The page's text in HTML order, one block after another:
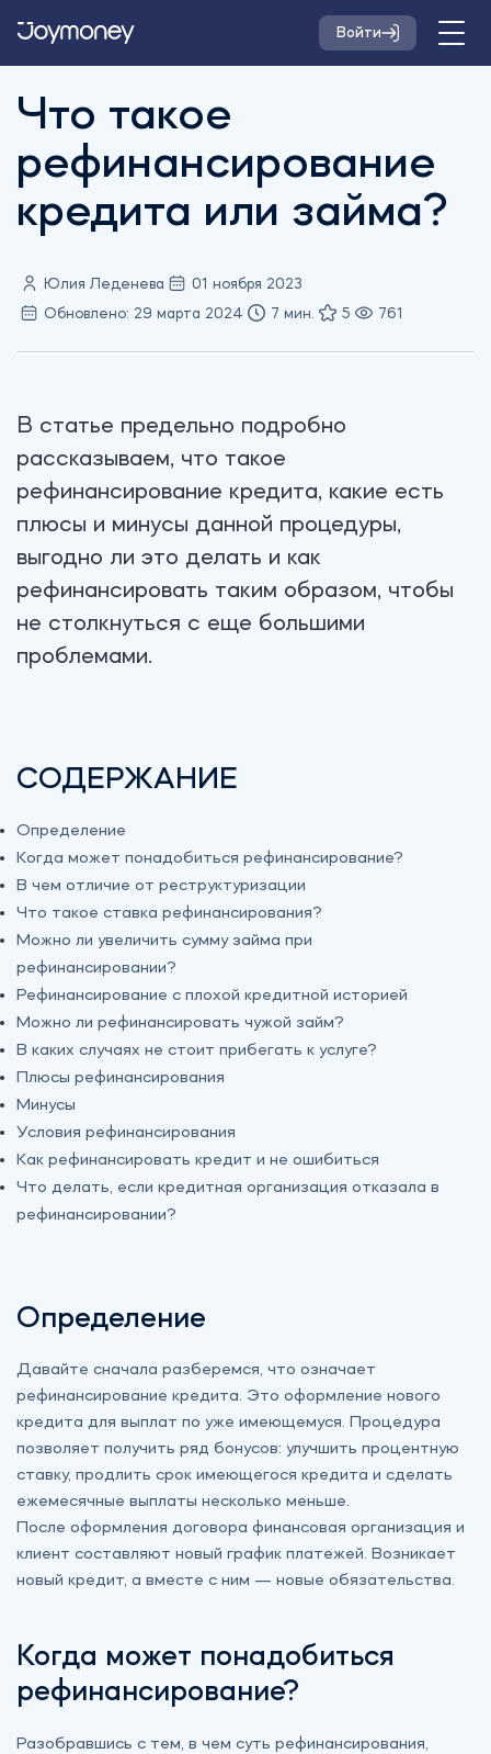
Войти
Что такое
рефинансирование
кредита или займа?
Юлия Леденева
01 ноября 2023
Обновлено: 29 марта 2024
7 мин. 5 761
В статье предельно подробно
рассказываем, что такое
рефинансирование кредита, какие есть
плюсы и минусы данной процедуры,
выгодно ли это делать и как
рефинансировать таким образом, чтобы
не столкнуться с еще большими
проблемами.
СОДЕРЖАНИЕ
Определение
Когда может понадобиться рефинансирование?
В чем отличие от реструктуризации
Что такое ставка рефинансирования?
Можно ли увеличить сумму займа при
рефинансировании?
Рефинансирование с плохой кредитной историей
Можно ли рефинансировать чужой займ?
В каких случаях не стоит прибегать к услуге?
Плюсы рефинансирования
Минусы
Условия рефинансирования
Как рефинансировать кредит и не ошибиться
Что делать, если кредитная организация отказала в
рефинансировании?
Определение
Давайте сначала разберемся, что означает
рефинансирование кредита. Это оформление нового
кредита для выплат по уже имеющемуся. Процедура
позволяет получить ряд бонусов: улучшить процентную
ставку, продлить срок имеющегося кредита и сделать
ежемесячные выплаты несколько меньше.
После оформления договора финансовая организация и
клиент составляют новый график платежей. Возникает
новый кредит, а вместе с ним — новые обязательства.
Когда может понадобиться
рефинансирование?
Разобравшись с тем, в чем суть рефинансирования,